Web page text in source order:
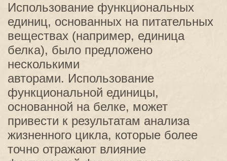
Использование функциональных
единиц, основанных на питательных
веществах (например, единица
белка), было предложено
несколькими
авторами. Использование
функциональной единицы,
основанной на белке, может
привести к результатам анализа
жизненного цикла, которые более
точно отражают влияние